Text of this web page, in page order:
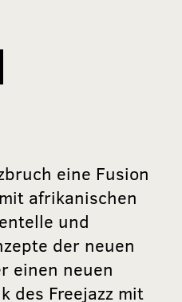
eine Fusion
afrikanischen
und
der neuen
einen neuen
des Freejazz mit